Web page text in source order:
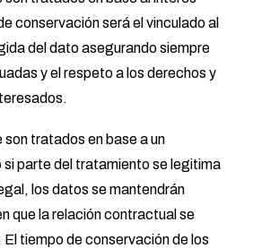
conservación será el vinculado al
del dato asegurando siempre
y el respeto a los derechos y
tratados en base a un
parte del tratamiento se legitima
los datos se mantendrán
que la relación contractual se
tiempo de conservación de los